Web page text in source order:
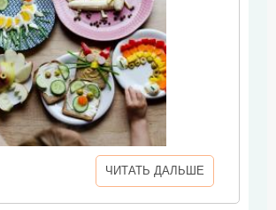
ЧИТАТЬ ДАЛЬШЕ